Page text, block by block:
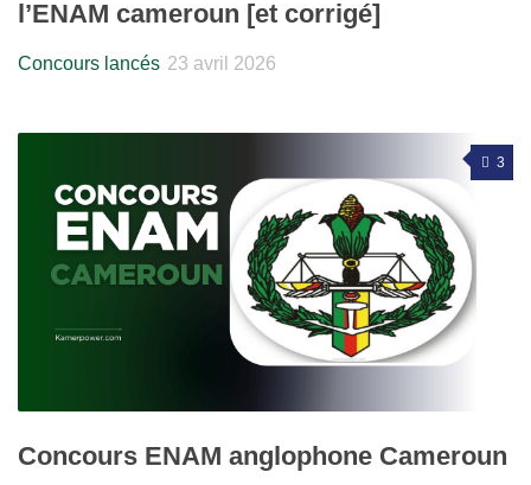
l’ENAM cameroun [et corrigé]
Concours lancés 23 avril 2026
3
Concours ENAM anglophone Cameroun